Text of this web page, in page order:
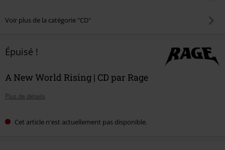
Voir plus de la catégorie "CD"
Épuisé !
A New World Rising | CD par Rage
Plus de détails
Cet article n'est actuellement pas disponible.